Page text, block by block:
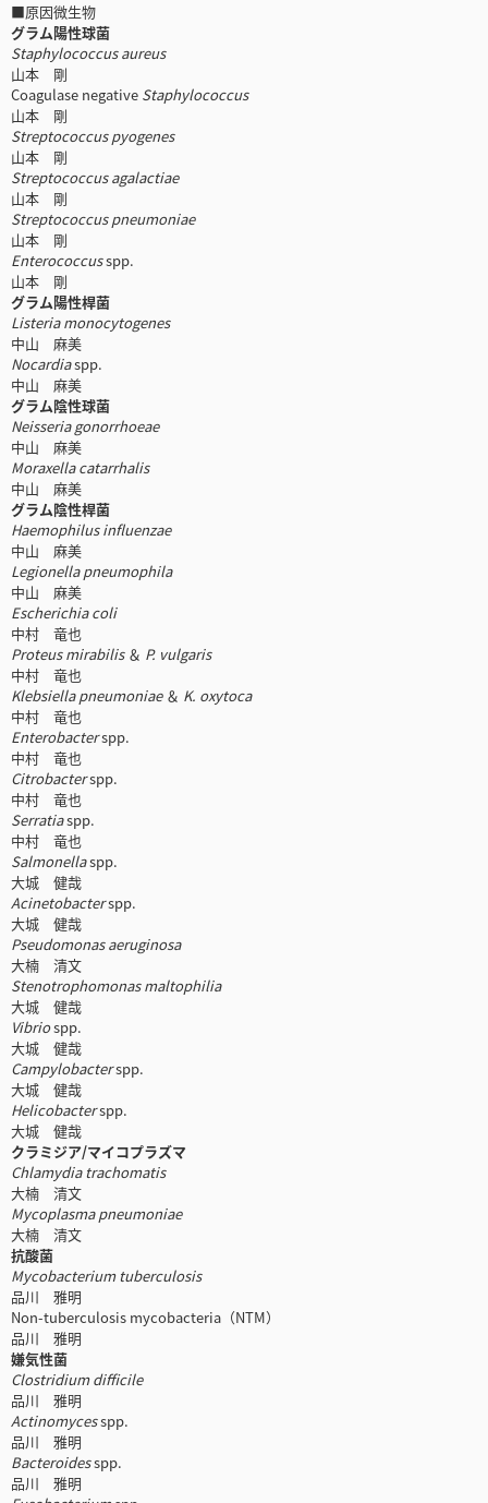
■原因微生物
グラム陽性球菌
Staphylococcus aureus
山本 剛
Coagulase negative Staphylococcus
山本 剛
Streptococcus pyogenes
山本 剛
Streptococcus agalactiae
山本 剛
Streptococcus pneumoniae
山本 剛
Enterococcusspp.
山本 剛
グラム陽性桿菌
Listeria monocytogenes
中山 麻美
Nocardiaspp.
中山 麻美
グラム陰性球菌
Neisseria gonorrhoeae
中山 麻美
Moraxella catarrhalis
中山 麻美
グラム陰性桿菌
Haemophilus influenzae
中山 麻美
Legionella pneumophila
中山 麻美
Escherichia coli
中村 竜也
Proteus mirabilis＆ P. vulgaris
中村 竜也
Klebsiella pneumoniae＆ K. oxytoca
中村 竜也
Enterobacterspp.
中村 竜也
Citrobacterspp.
中村 竜也
Serratiaspp.
中村 竜也
Salmonellaspp.
大城 健哉
Acinetobacterspp.
大城 健哉
Pseudomonas aeruginosa
大楠 清文
Stenotrophomonas maltophilia
大城 健哉
Vibriospp.
大城 健哉
Campylobacterspp.
大城 健哉
Helicobacterspp.
大城 健哉
クラミジア/マイコプラズマ
Chlamydia trachomatis
大楠 清文
Mycoplasma pneumoniae
大楠 清文
抗酸菌
Mycobacterium tuberculosis
品川 雅明
Non-tuberculosis mycobacteria（NTM）
品川 雅明
嫌気性菌
Clostridium difficile
品川 雅明
Actinomycesspp.
品川 雅明
Bacteroidesspp.
品川 雅明